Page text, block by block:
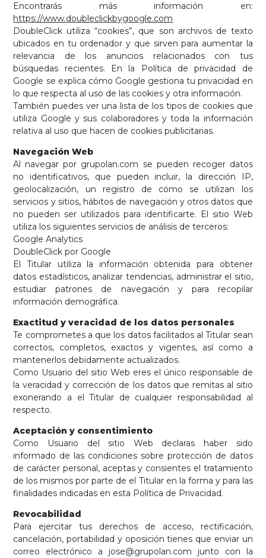
Encontrarás más información en:
https://www.doubleclickbygoogle.com
DoubleClick utiliza “cookies”, que son archivos de texto
ubicados en tu ordenador y que sirven para aumentar la
relevancia de los anuncios relacionados con tus
búsquedas recientes. En la Política de privacidad de
Google se explica cómo Google gestiona tu privacidad en
lo que respecta al uso de las cookies y otra información.
También puedes ver una lista de los tipos de cookies que
utiliza Google y sus colaboradores y toda la información
relativa al uso que hacen de cookies publicitarias.
Navegación Web
Al navegar por grupolan.com se pueden recoger datos
no identificativos, que pueden incluir, la dirección IP,
geolocalización, un registro de cómo se utilizan los
servicios y sitios, hábitos de navegación y otros datos que
no pueden ser utilizados para identificarte. El sitio Web
utiliza los siguientes servicios de análisis de terceros:
Google Analytics
DoubleClick por Google
El Titular utiliza la información obtenida para obtener
datos estadísticos, analizar tendencias, administrar el sitio,
estudiar patrones de navegación y para recopilar
información demográfica.
Exactitud y veracidad de los datos personales
Te comprometes a que los datos facilitados al Titular sean
correctos, completos, exactos y vigentes, así como a
mantenerlos debidamente actualizados.
Como Usuario del sitio Web eres el único responsable de
la veracidad y corrección de los datos que remitas al sitio
exonerando a el Titular de cualquier responsabilidad al
respecto.
Aceptación y consentimiento
Como Usuario del sitio Web declaras haber sido
informado de las condiciones sobre protección de datos
de carácter personal, aceptas y consientes el tratamiento
de los mismos por parte de el Titular en la forma y para las
finalidades indicadas en esta Política de Privacidad.
Revocabilidad
Para ejercitar tus derechos de acceso, rectificación,
cancelación, portabilidad y oposición tienes que enviar un
correo electrónico a jose@grupolan.com junto con la